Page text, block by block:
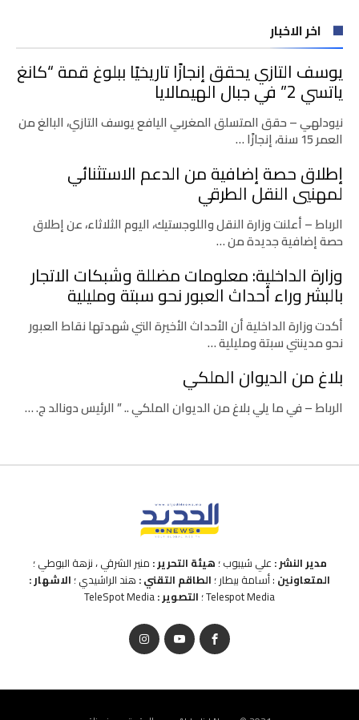
اخر الاخبار
يوسف التازي يحقق إنجازًا تاريخيًا ببلوغ قمة “كانغ
ياتسي 2” في جبال الهيمالايا
نيودلهي – حقق المتسلق المغربي اليافع يوسف التازي، البالغ من
العمر 15 سنة، إنجازًا …
إطلاق حصة إضافية من الدعم الاستثنائي
لمهنيي النقل الطرقي
الرباط – أعلنت وزارة النقل واللوجستيك، اليوم الثلاثاء، عن إطلاق
حصة إضافية جديدة من …
وزارة الداخلية: معلومات مضللة وشبكات الاتجار
بالبشر وراء أحداث العبور نحو سبتة ومليلية
أكدت وزارة الداخلية أن الأحداث الأخيرة التي شهدتها نقاط العبور
نحو مدينتي سبتة ومليلية …
بلاغ من الديوان الملكي
الرباط – في ما يلي بلاغ من الديوان الملكي .. ” الرئيس دونالد ج. …
مدير النشر : علي شيبوب ؛ هيئة التحرير : منير الشرقي ، نزهة البوطي ؛
المتعاونين : أسامة بيطار ؛ الطاقم التقني : هند الراشيدي ؛ الاشهار :
Telespot Media ؛ التصوير :TeleSpot Media